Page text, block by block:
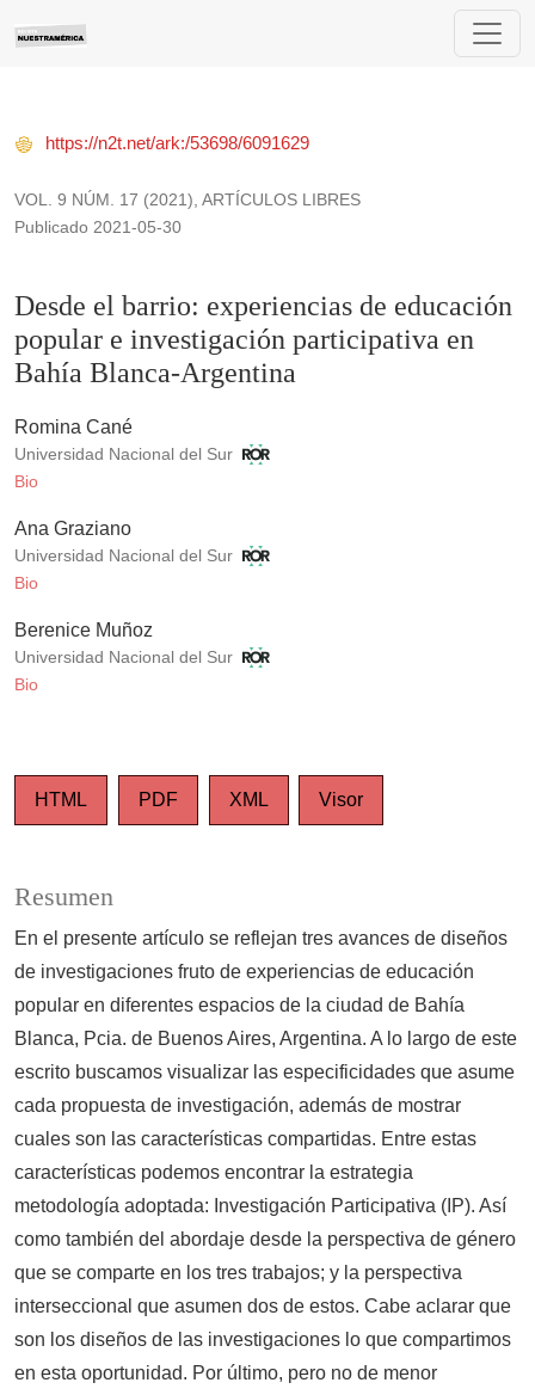
Desde el barrio: experiencias de educación popular e
VOL. 9 NÚM. 17 (2021) ARTÍCULOS LIBRES
Desde el barrio: experiencias de educación
popular e investigación participativa en
Bahía Blanca-Argentina
https://n2t.net/ark:/53698/6091629
Publicado 2021-05-30
Romina Cané
Universidad Nacional del Sur
Bio
Ana Graziano
Universidad Nacional del Sur
Bio
Berenice Muñoz
Universidad Nacional del Sur
Bio
HTML PDF XML Visor
Resumen
En el presente artículo se reflejan tres avances de diseños
de investigaciones fruto de experiencias de educación
popular en diferentes espacios de la ciudad de Bahía
Blanca, Pcia. de Buenos Aires, Argentina. A lo largo de este
escrito buscamos visualizar las especificidades que asume
cada propuesta de investigación, además de mostrar
cuales son las características compartidas. Entre estas
características podemos encontrar la estrategia
metodología adoptada: Investigación Participativa (IP). Así
como también del abordaje desde la perspectiva de género
que se comparte en los tres trabajos; y la perspectiva
interseccional que asumen dos de estos. Cabe aclarar que
son los diseños de las investigaciones lo que compartimos
en esta oportunidad. Por último, pero no de menor